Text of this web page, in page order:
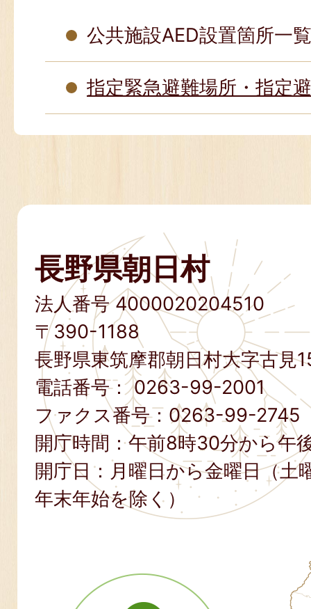
公共施設AED設置箇所一覧
指定緊急避難場所・指定
長野県朝日村
法人番号 4000020204510
〒390-1188
長野県東筑摩郡朝日村大字古見
電話番号：0263-99-2001
ファクス番号： 0263-99-2745
開庁時間：午前8時30分から午
開庁日：月曜日から金曜日（土
年末年始を除く）